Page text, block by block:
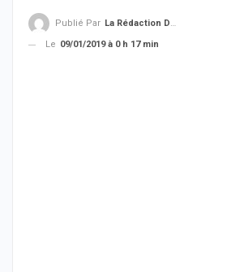
Publié Par La Rédaction De THIEYSENEGAL.com
Le 09/01/2019 à 0 h 17 min